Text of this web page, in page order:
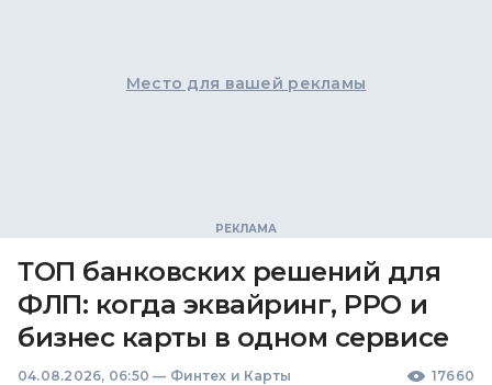
Место для вашей рекламы
ТОП банковских решений для
ФЛП: когда эквайринг, РРО и
бизнес карты в одном сервисе
04.08.2026, 06:50 — Финтех и Карты 17660